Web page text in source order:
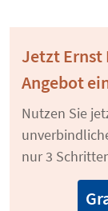
Jetzt Ernst
Angebot
Nutzen Sie
nur 3